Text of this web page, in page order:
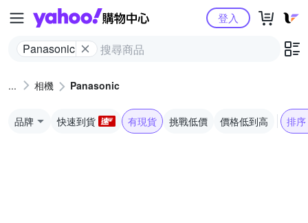
Yahoo購物中心
Panasonic
登入
相機 Panasonic
品牌 快速到貨 有現貨 挑戰低價 價格低到高 排序